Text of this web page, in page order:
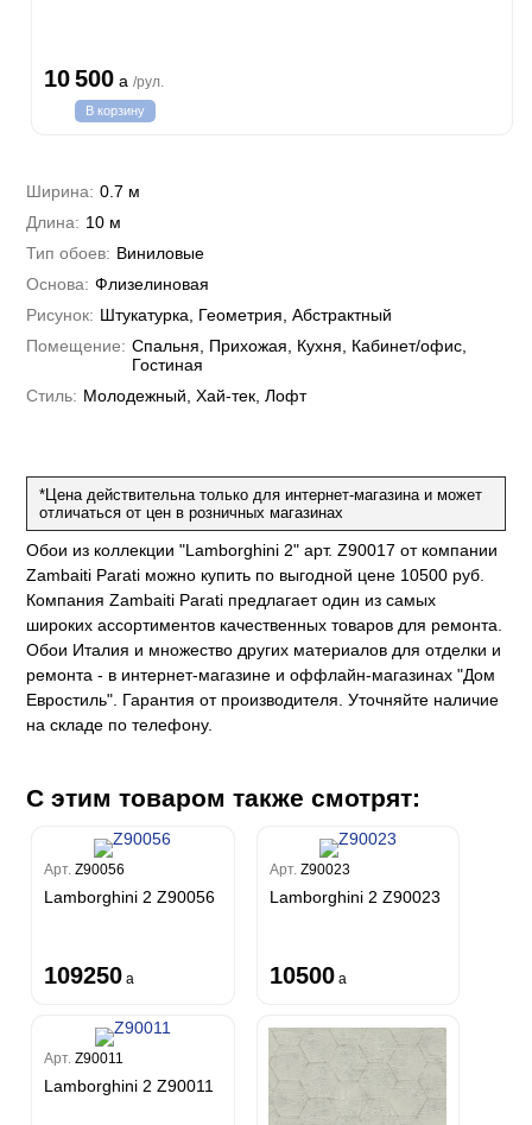
Philipp Plein
Trussardi 6
Lamborghini 2
G.F.Ferre 3
Valentin Yudashkin 5
Roberto Cavalli 8
Андреа Росси
Понза
Вулкано
Иски
Спектрум Арт
Галлинара
Нисида
Каволли
Стромболи
Спектрум Макс
Спектрум Тренд
Спектрум Плюс
Гави
Спектрум Только
Спектрум Про
Пальмария
Спектрум Бокс
Бергги
Кварта Парете
Коррадо
Джоконда
Бристар
Villa
Xenia
Bella
DECORI&DECORI
Carrara 3
Бернардо Барталуччи Красный
Габриэлла
Бриджида
Коко
Бруно Зофф
Silver
Алессандро Аллори
Арджано
Четыре сезона
Барбара
Джорджио
Elisa
Mainz
Рагионе
Дукале
Fipar
Azzurra
Colori Del Sole
Felicita
Бернардо Барталуччи Синий
Беатрис
Чезара
Палаззо
Легенда
Marburg
Kumano
City Glow
Touch
Wisper
Boho
Chatelaine
Sherlock
Riva
Salsa
Florentine III
Grandeco
Prisma
La Storia
Wiganford
Linen
King
Him
10 500 a /рул.
В корзину
Ширина: 0.7 м
Длина: 10 м
Тип обоев: Виниловые
Основа: Флизелиновая
Рисунок: Штукатурка, Геометрия, Абстрактный
Помещение: Спальня, Прихожая, Кухня, Кабинет/офис,
Гостиная
Стиль: Молодежный, Хай-тек, Лофт
*Цена действительна только для интернет-магазина и может
отличаться от цен в розничных магазинах
Обои из коллекции "Lamborghini 2" арт. Z90017 от компании
Zambaiti Parati можно купить по выгодной цене 10500 руб.
Компания Zambaiti Parati предлагает один из самых
широких ассортиментов качественных товаров для ремонта.
Обои Италия и множество других материалов для отделки и
ремонта - в интернет-магазине и оффлайн-магазинах "Дом
Евростиль". Гарантия от производителя. Уточняйте наличие
на складе по телефону.
С этим товаром также смотрят:
Арт.Z90056
Lamborghini 2 Z90056
109250 a
Арт. Z90023
Lamborghini 2 Z90023
10500 a
Арт.Z90011
Lamborghini 2 Z90011